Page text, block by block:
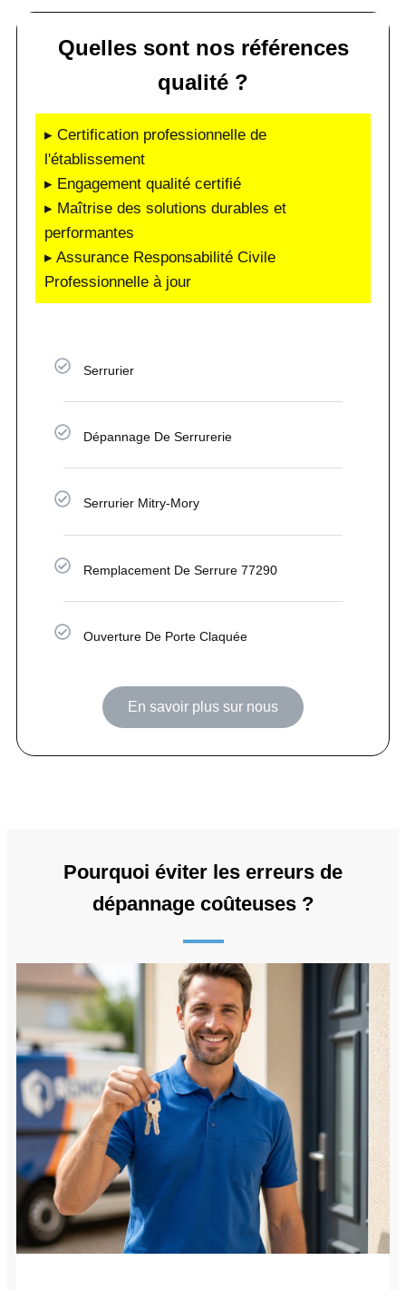
Quelles sont nos références
qualité ?
▸ Certification professionnelle de
l'établissement
▸ Engagement qualité certifié
▸ Maîtrise des solutions durables et
performantes
▸ Assurance Responsabilité Civile
Professionnelle à jour
Serrurier
Dépannage De Serrurerie
Serrurier Mitry-Mory
Remplacement De Serrure 77290
Ouverture De Porte Claquée
En savoir plus sur nous
Pourquoi éviter les erreurs de
dépannage coûteuses ?